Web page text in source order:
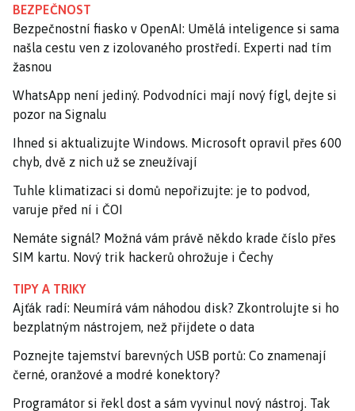
BEZPEČNOST
Bezpečnostní fiasko v OpenAI: Umělá inteligence si sama
našla cestu ven z izolovaného prostředí. Experti nad tím
žasnou
WhatsApp není jediný. Podvodníci mají nový fígl, dejte si
pozor na Signalu
Ihned si aktualizujte Windows. Microsoft opravil přes 600
chyb, dvě z nich už se zneužívají
Tuhle klimatizaci si domů nepořizujte: je to podvod,
varuje před ní i ČOI
Nemáte signál? Možná vám právě někdo krade číslo přes
SIM kartu. Nový trik hackerů ohrožuje i Čechy
TIPY A TRIKY
Ajťák radí: Neumírá vám náhodou disk? Zkontrolujte si ho
bezplatným nástrojem, než přijdete o data
Poznejte tajemství barevných USB portů: Co znamenají
černé, oranžové a modré konektory?
Programátor si řekl dost a sám vyvinul nový nástroj. Tak